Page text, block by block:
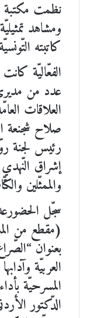
نظمت مكتبة
كاتبته
عدد من
العلاقات
صلاح شجنعة
رئيس لجنة
إشراق
والممثّلين
سجّل
(مقطع من
بعنوان
العربيّة
المسرحيّة
الدّكتور